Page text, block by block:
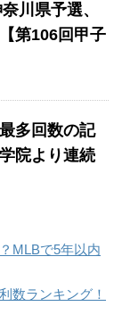
川県予選、
第106回甲子
多回数の記
院より連続
MLBで5年以内
数ランキング！